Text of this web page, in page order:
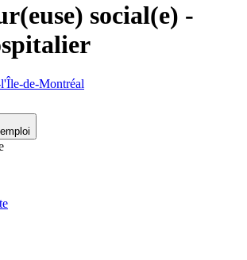
social(e) -
de-Montréal